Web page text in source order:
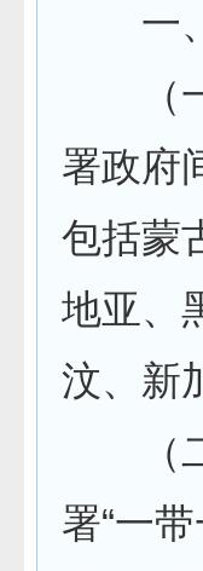
一、
（一
署政府
包括蒙
地亚、
汶、新
（二
署“一